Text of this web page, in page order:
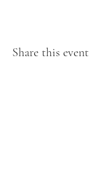
Share this event